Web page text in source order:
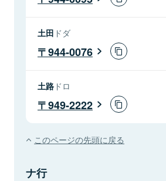
土田 ドダ
944-0076
土路 ドロ
949-2222
このページの先頭に戻る
ナ行